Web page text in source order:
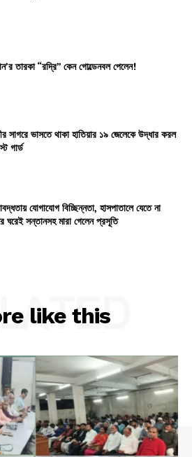
তারকা “রদ্রি” কেন গোল্ডেনবল পেলেন!
সাগরে ভাসতে থাকা হাতিয়ার ১৯ জেলেকে উদ্ধার করল
গার্ড
যোগাযোগ বিচ্ছিন্নতা, হাসপাতালে যেতে না
ঘরেই সন্তানসহ মারা গেলেন প্রসূতি
like this